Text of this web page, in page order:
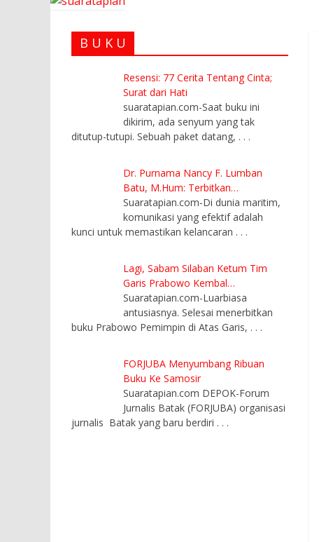
B U K U
Resensi: 77 Cerita Tentang Cinta;
Surat dari Hati
suaratapian.com-Saat buku ini
dikirim, ada senyum yang tak
ditutup-tutupi. Sebuah paket datang, . . .
Dr. Purnama Nancy F. Lumban
Batu, M.Hum: Terbitkan…
Suaratapian.com-Di dunia maritim,
komunikasi yang efektif adalah
kunci untuk memastikan kelancaran . . .
Lagi, Sabam Silaban Ketum Tim
Garis Prabowo Kembal…
Suaratapian.com-Luarbiasa
antusiasnya. Selesai menerbitkan
buku Prabowo Pemimpin di Atas Garis, . . .
FORJUBA Menyumbang Ribuan
Buku Ke Samosir
Suaratapian.com DEPOK-Forum
Jurnalis Batak (FORJUBA) organisasi
jurnalis Batak yang baru berdiri . . .